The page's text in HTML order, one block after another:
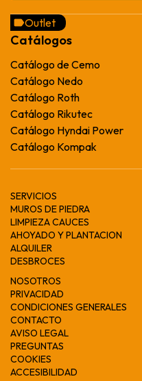
Outlet
Catálogos
Catálogo de Cemo
Catálogo Nedo
Catálogo Roth
Catálogo Rikutec
Catálogo Hyndai Power
Catálogo Kompak
SERVICIOS
MUROS DE PIEDRA
LIMPIEZA CAUCES
AHOYADO Y PLANTACION
ALQUILER
DESBROCES
NOSOTROS
PRIVACIDAD
CONDICIONES GENERALES
CONTACTO
AVISO LEGAL
PREGUNTAS
COOKIES
ACCESIBILIDAD